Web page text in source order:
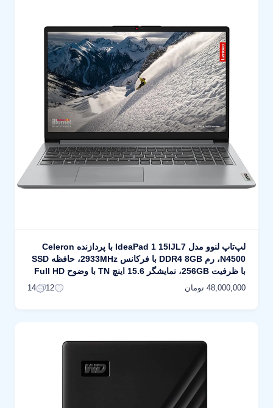
لپ‌تاپ لنوو مدل IdeaPad 1 15IJL7 با پردازنده Celeron
N4500، رم DDR4 8GB با فرکانس 2933MHz، حافظه SSD
با ظرفیت 256GB، نمایشگر 15.6 اینچ TN با وضوح Full HD
48,000,000 تومان 12
14